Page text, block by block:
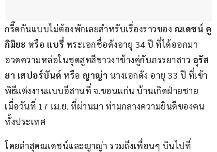
กรี๊ดกันแบบไม่ต้องพักเลยสำหรับเรื่องราวของ ณเดชน์ คู
กิมิยะ หรือ แบรี่ พระเอกชื่อดังอายุ 34 ปี ที่ได้ออกมา
อวดความหล่อในชุดสูทสีขาวงาช้างคู่กับภรรยาสาว อุรัส
ยา เสปอร์บันด์ หรือ ญาญ่า นางเอกดัง อายุ 33 ปี ที่เข้า
พิธีแต่งงานแบบอีสานที่ จ.ขอนแก่น บ้านเกิดฝ่ายชาย
เมื่อวันที่ 17 เม.ย. ที่ผ่านมา ท่ามกลางความยินดีของคน
ทั้งประเทศ
โดยล่าสุดณเดชน์และญาญ่า รวมถึงเพื่อนๆ บินไปที่